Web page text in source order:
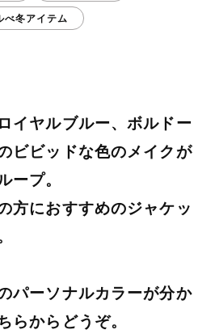
べ冬アイテム
イヤルブルー、ボルドー
ビビッドな色のメイクが
ープ。
方におすすめのジャケッ
パーソナルカラーが分か
らからどうぞ。